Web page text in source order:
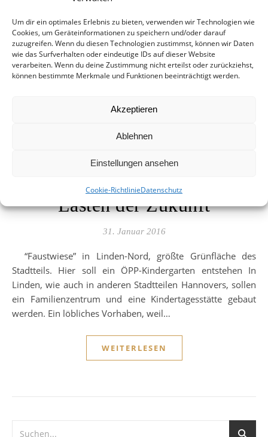
Um dir ein optimales Erlebnis zu bieten, verwenden wir Technologien wie
Cookies, um Geräteinformationen zu speichern und/oder darauf
zuzugreifen. Wenn du diesen Technologien zustimmst, können wir Daten
wie das Surfverhalten oder eindeutige IDs auf dieser Website
verarbeiten. Wenn du deine Zustimmung nicht erteilst oder zurückziehst,
können bestimmte Merkmale und Funktionen beeinträchtigt werden.
Akzeptieren
Ablehnen
Einstellungen ansehen
Cookie-RichtlinieDatenschutz
WEITERLESEN
VIELFALT
Öffentlich-Private-
Partnerschaft – Ein Modell zu
Lasten der Zukunft
31. Januar 2016
“Faustwiese” in Linden-Nord, größte Grünfläche des
Stadtteils. Hier soll ein ÖPP-Kindergarten entstehen In
Linden, wie auch in anderen Stadtteilen Hannovers, sollen
ein Familienzentrum und eine Kindertagesstätte gebaut
werden. Ein löbliches Vorhaben, weil…
WEITERLESEN